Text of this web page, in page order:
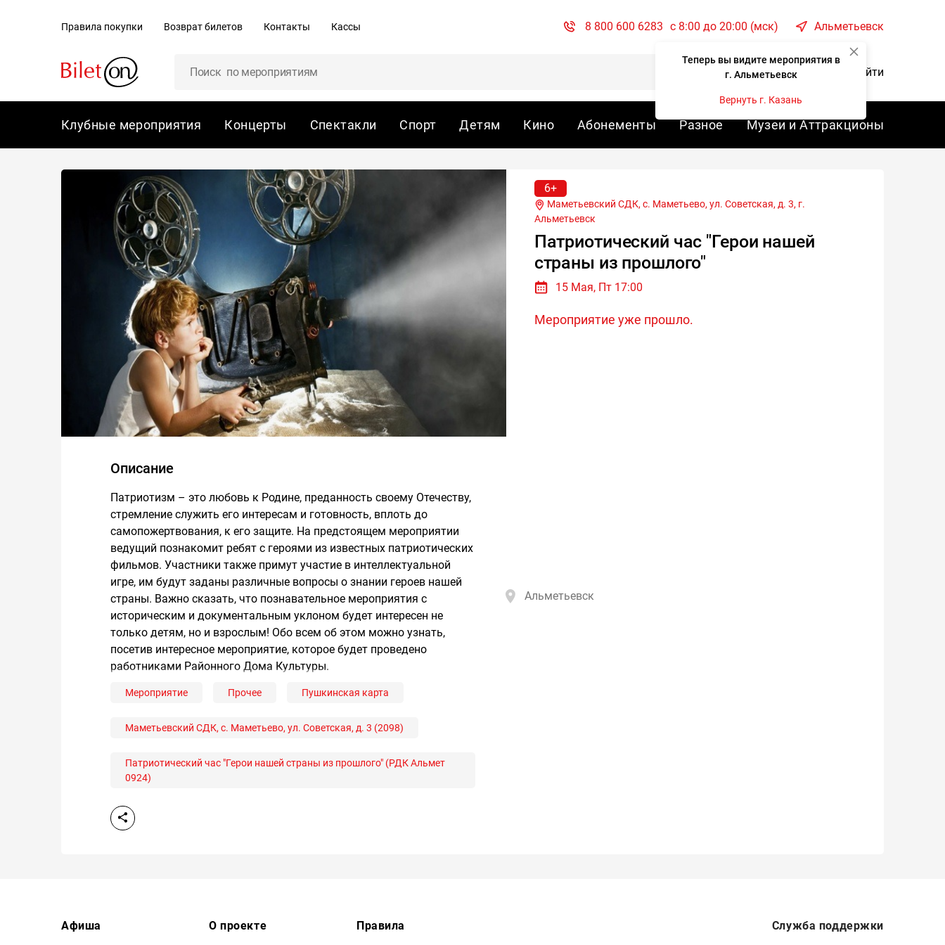
Правила покупки Возврат билетов Контакты Кассы 8 800 600 6283 c 8:00 до 20:00 (мск) Альметьевск
Теперь вы видите мероприятия в
г. Альметьевск
Вернуть г. Казань
Корзина Войти
Клубные мероприятия Концерты Спектакли Спорт Детям Кино Абонементы Разное Музеи и Аттракционы
6+
Маметьевский СДК, с. Маметьево, ул. Советская, д. 3, г.
Альметьевск
Патриотический час "Герои нашей
страны из прошлого"
15 Мая, Пт 17:00
Мероприятие уже прошло.
Описание
Патриотизм – это любовь к Родине, преданность своему Отечеству,
стремление служить его интересам и готовность, вплоть до
самопожертвования, к его защите. На предстоящем мероприятии
ведущий познакомит ребят с героями из известных патриотических
фильмов. Участники также примут участие в интеллектуальной
игре, им будут заданы различные вопросы о знании героев нашей
страны. Важно сказать, что познавательное мероприятия с
историческим и документальным уклоном будет интересен не
только детям, но и взрослым! Обо всем об этом можно узнать,
посетив интересное мероприятие, которое будет проведено
работниками Районного Дома Культуры.
Мероприятие Прочее Пушкинская карта
Маметьевский СДК, с. Маметьево, ул. Советская, д. 3 (2098)
Патриотический час "Герои нашей страны из прошлого" (РДК Альмет
0924)
Альметьевск
Афиша О проекте Правила Служба поддержки